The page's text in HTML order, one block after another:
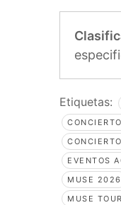
Etiquetas:
EVENTOS
MUSE 2026
MUSE